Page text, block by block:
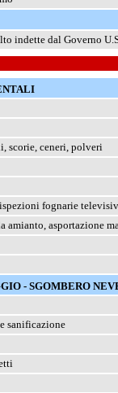
indette dal Governo
scorie, ceneri, polveri
fognarie
amianto, asportazione
- SGOMBERO
sanificazione